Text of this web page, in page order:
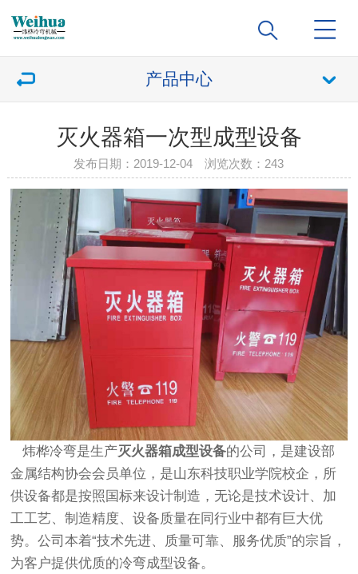
产品中心
灭火器箱一次型成型设备
发布日期：2019-12-04 浏览次数： 243
炜桦冷弯是生产灭火器箱成型设备的公司，是建设部
金属结构协会会员单位，是山东科技职业学院校企，所
供设备都是按照国标来设计制造，无论是技术设计、加
工工艺、制造精度、设备质量在同行业中都有巨大优
势。公司本着“技术先进、质量可靠、服务优质”的宗旨，
为客户提供优质的冷弯成型设备。